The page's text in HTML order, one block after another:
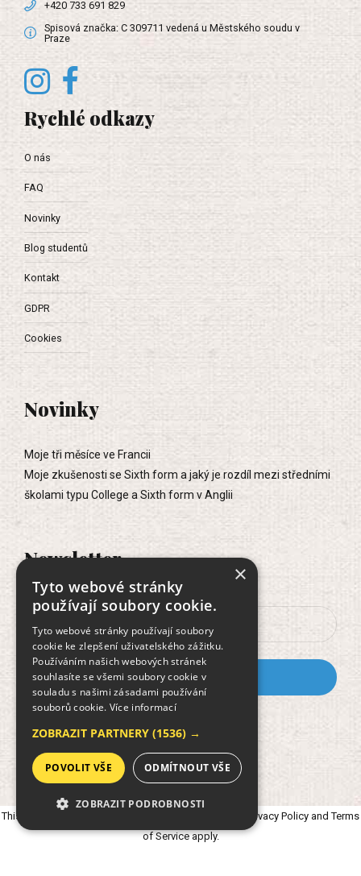
+420 733 691 829
Spisová značka: C 309711 vedená u Městského soudu v
Praze
Rychlé odkazy
O nás
FAQ
Novinky
Blog studentů
Kontakt
GDPR
Cookies
Novinky
Moje tři měsíce ve Francii
Moje zkušenosti se Sixth form a jaký je rozdíl mezi středními
školami typu College a Sixth form v Anglii
Newsletter
This site is protected by reCAPTCHA and the Google Privacy Policy andTerms
of Serviceapply.
×
Tyto webové stránky
používají soubory cookie.
Tyto webové stránky používají soubory
cookie ke zlepšení uživatelského zážitku.
Používáním našich webových stránek
souhlasíte se všemi soubory cookie v
souladu s našimi zásadami používání
souborů cookie. Více informací
ZOBRAZIT PARTNERY (1536) →
POVOLIT VŠE ODMÍTNOUT VŠE
ZOBRAZIT PODROBNOSTI
NEZBYTNĚ NUTNÉ SOUBORY